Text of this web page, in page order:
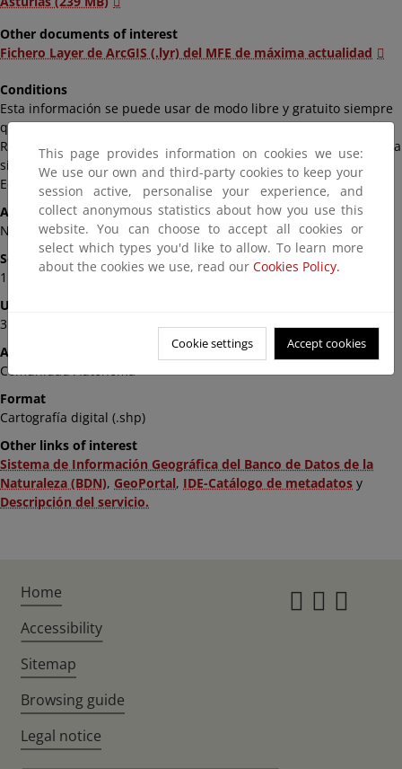
Other documents of interest
Fichero Layer de ArcGIS (.lyr) del MFE de máxima actualidad
Conditions
Esta información se puede usar de modo libre y gratuito siempre
que se mencione al Ministerio para la Transición Ecológica y el
Reto Demográfico como autor y propietario de la información de la
siguiente manera: Fuente: «© Ministerio para la Transición
Ecológica y el Reto Demográfico».
Ambit
Nacional
Scale
1:25.000
Update
31/12/2012
Availability
Comunidad Autónoma
Format
Cartografía digital (.shp)
Other links of interest
Sistema de Información Geográfica del Banco de Datos de la
Naturaleza (BDN), GeoPortal, IDE-Catálogo de metadatos y
Descripción del servicio.
This page provides information on cookies we use:
We use our own and third-party cookies to keep your
session active, personalise your experience, and
collect anonymous statistics about how you use this
website. You can choose to accept all cookies or
select which types you'd like to allow. To learn more
about the cookies we use, read our Cookies Policy.
Cookie settings Accept cookies
Home
Accessibility
Sitemap
Browsing guide
Legal notice